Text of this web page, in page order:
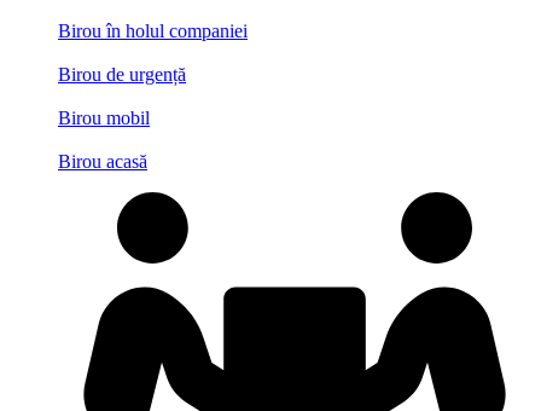
Birou în holul companiei
Birou de urgență
Birou mobil
Birou acasă